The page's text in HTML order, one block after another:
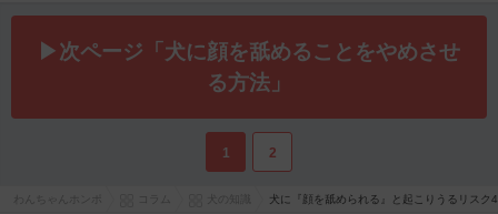
▶次ページ「犬に顔を舐めることをやめさせ
る方法」
1 2
犬に『顔を舐められる』と起こりうるリス